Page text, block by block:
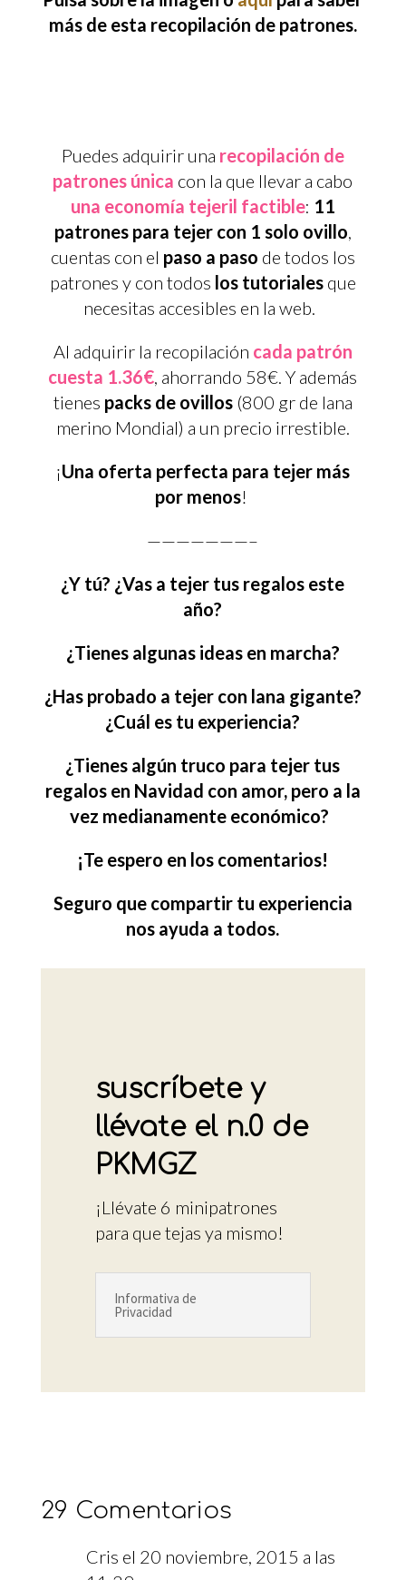
más de esta recopilación de patrones.
Puedes adquirir una recopilación de
patrones única con la que llevar a cabo
una economía tejeril factible: 11
patrones para tejer con 1 solo ovillo,
cuentas con el paso a paso de todos los
patrones y con todos los tutorialesque
necesitas accesibles en la web.
Al adquirir la recopilación cada patrón
cuesta 1.36€, ahorrando 58€. Y además
tienes packs de ovillos(800 gr de lana
merino Mondial) a un precio irrestible.
¡Una oferta perfecta para tejer más
por menos!
———————–
¿Y tú? ¿Vas a tejer tus regalos este
año?
¿Tienes algunas ideas en marcha?
¿Has probado a tejer con lana gigante?
¿Cuál es tu experiencia?
¿Tienes algún truco para tejer tus
regalos en Navidad con amor, pero a la
vez medianamente económico?
¡Te espero en los comentarios!
Seguro que compartir tu experiencia
nos ayuda a todos.
suscríbete y
llévate el n.0 de
PKMGZ
¡Llévate 6 minipatrones
para que tejas ya mismo!
Informativa de
Privacidad
29 Comentarios
Cris el 20 noviembre, 2015 a las